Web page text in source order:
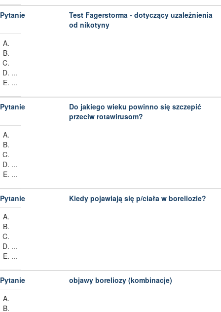
Test Fagerstorma - dotyczący uzależnienia
od nikotyny
...
...
Do jakiego wieku powinno się szczepić
przeciw rotawirusom?
...
...
Kiedy pojawiają się p/ciała w boreliozie?
...
...
objawy boreliozy (kombinacje)